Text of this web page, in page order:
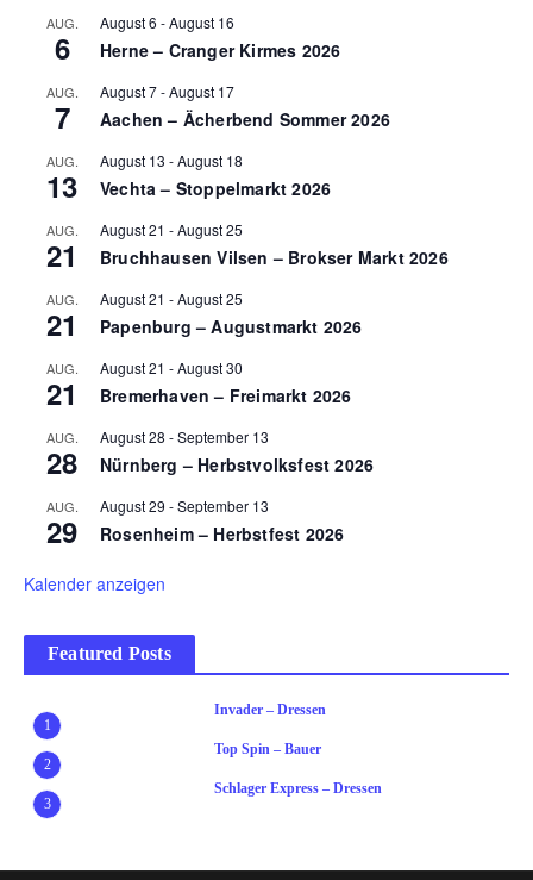
AUG.
6
August 6 -August 16
Herne – Cranger Kirmes 2026
AUG.
7
August 7-August 17
Aachen – Ächerbend Sommer 2026
AUG.
13
August 13 -August 18
Vechta – Stoppelmarkt 2026
AUG.
21
August 21 -August 25
Bruchhausen Vilsen – Brokser Markt 2026
AUG.
21
August 21 -August 25
Papenburg – Augustmarkt 2026
AUG.
21
August 21 -August 30
Bremerhaven – Freimarkt 2026
AUG.
28
August 28 -September 13
Nürnberg – Herbstvolksfest 2026
AUG.
29
August 29 -September 13
Rosenheim – Herbstfest 2026
Kalender anzeigen
Featured Posts
1
Invader – Dressen
2
Top Spin – Bauer
3
Schlager Express – Dressen